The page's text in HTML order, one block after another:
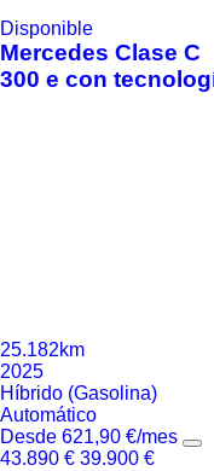
Disponible
Mercedes Clase C
300 e con
25.182km
2025
Híbrido (Gasolina)
Automático
Desde 621,90 €/mes
43.890 € 39.900 €